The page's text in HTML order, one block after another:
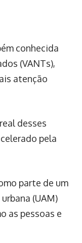
conhecida
(VANTs),
atenção
desses
pela
parte de um
(UAM)
as pessoas e